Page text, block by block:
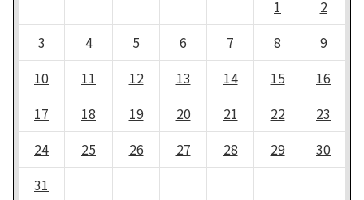
1
2
3
4 5 6 7 8
9
10
11 12 13 14 15
16
17
18 19 20 21 22
23
24
25 26 27 28 29
30
31